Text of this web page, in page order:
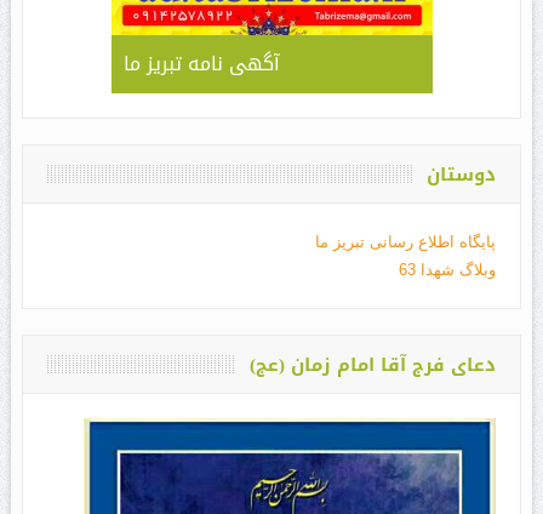
آگهی نامه تبریز ما
دوستان
پایگاه اطلاع رسانی تبریز ما
وبلاگ شهدا 63
دعای فرج آقا امام زمان (عج)